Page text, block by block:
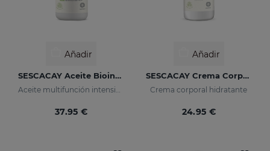
Añadir
SESCACAY Aceite Biointensivo
37.95 €
Añadir
SESCACAY Crema Corporal Hidratante
Crema corporal hidratante
24.95 €